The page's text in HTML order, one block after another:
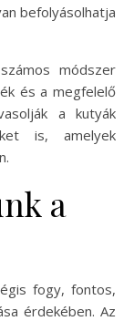
befolyásolhatja
módszer
és a megfelelő
a kutyák
is, amelyek
a
fogy, fontos,
érdekében. Az